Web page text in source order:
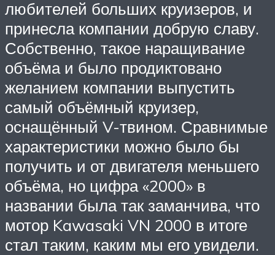
любителей больших круизеров, и
принесла компании добрую славу.
Собственно, такое наращивание
объёма и было продиктовано
желанием компании выпустить
самый объёмный круизер,
оснащённый V-твином. Сравнимые
характеристики можно было бы
получить и от двигателя меньшего
объёма, но цифра «2000» в
названии была так заманчива, что
мотор Kawasaki VN 2000 в итоге
стал таким, каким мы его увидели.